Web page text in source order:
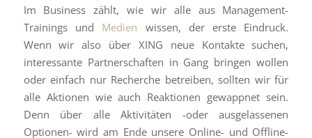
Im Business zählt, wie wir alle aus Management-
Trainings und Medien wissen, der erste Eindruck.
Wenn wir also über XING neue Kontakte suchen,
interessante Partnerschaften in Gang bringen wollen
oder einfach nur Recherche betreiben, sollten wir für
alle Aktionen wie auch Reaktionen gewappnet sein.
Denn über alle Aktivitäten -oder ausgelassenen
Optionen- wird am Ende unsere Online- und Offline-